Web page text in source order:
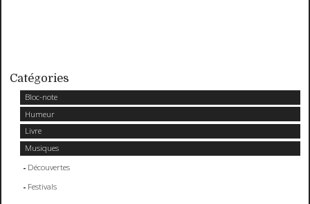
Catégories
Bloc-note
Humeur
Livre
Musiques
Découvertes
Festivals